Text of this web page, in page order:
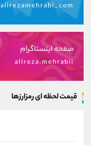
alirezamehrabi_com
صفحه اینستاگرام
alireza.mehrabii
قیمت لحظه ای رمزارزها